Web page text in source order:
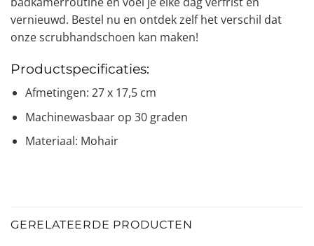
vernieuwd. Bestel nu en ontdek zelf het verschil dat
onze scrubhandschoen kan maken!
Productspecificaties:
Afmetingen: 27 x 17,5 cm
Machinewasbaar op 30 graden
Materiaal: Mohair
GERELATEERDE PRODUCTEN